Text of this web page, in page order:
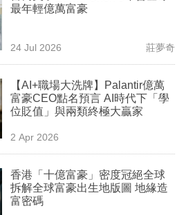
最年輕億萬富豪
24 Jul 2026 莊夢奇
【AI+職場大洗牌】Palantir億萬
富豪CEO點名預言 AI時代下「學
位貶值」與兩類終極大贏家
2 Apr 2026
香港「十億富豪」密度冠絕全球
拆解全球富豪出生地版圖 地緣造
富密碼